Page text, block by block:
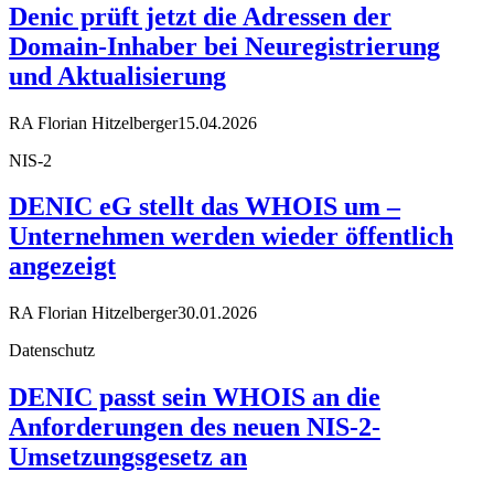
Denic prüft jetzt die Adressen der
Domain-Inhaber bei Neuregistrierung
und Aktualisierung
RA Florian Hitzelberger15.04.2026
NIS-2
DENIC eG stellt das WHOIS um –
Unternehmen werden wieder öffentlich
angezeigt
RA Florian Hitzelberger30.01.2026
Datenschutz
DENIC passt sein WHOIS an die
Anforderungen des neuen NIS-2-
Umsetzungsgesetz an